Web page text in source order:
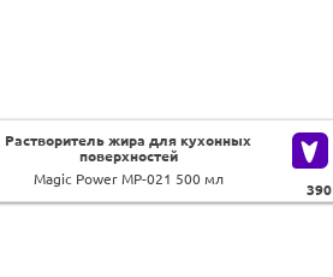
Растворитель жира для кухонных
поверхностей
Magic Power MP-021 500 мл
390